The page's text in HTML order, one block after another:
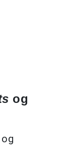
og